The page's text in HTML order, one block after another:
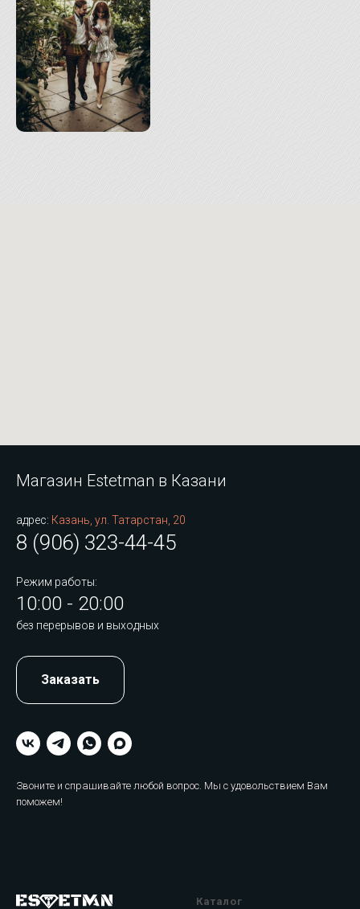
Магазин Estetman в Казани
адрес: Казань, ул. Татарстан, 20
8 (906) 323-44-45
Режим работы:
10:00 - 20:00
без перерывов и выходных
Заказать
Звоните и спрашивайте любой вопрос. Мы с удовольствием Вам
поможем!
Каталог